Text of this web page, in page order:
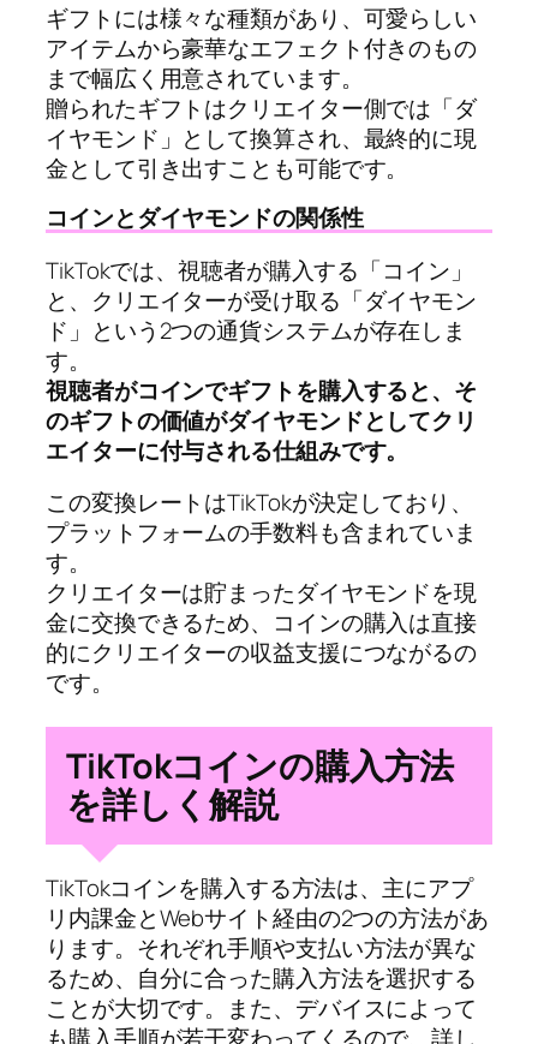
ギフトには様々な種類があり、可愛らしい
アイテムから豪華なエフェクト付きのもの
まで幅広く用意されています。
贈られたギフトはクリエイター側では「ダ
イヤモンド」として換算され、最終的に現
金として引き出すことも可能です。
コインとダイヤモンドの関係性
TikTokでは、視聴者が購入する「コイン」
と、クリエイターが受け取る「ダイヤモン
ド」という2つの通貨システムが存在しま
す。
視聴者がコインでギフトを購入すると、そ
のギフトの価値がダイヤモンドとしてクリ
エイターに付与される仕組みです。
この変換レートはTikTokが決定しており、
プラットフォームの手数料も含まれていま
す。
クリエイターは貯まったダイヤモンドを現
金に交換できるため、コインの購入は直接
的にクリエイターの収益支援につながるの
です。
TikTokコインの購入方法
を詳しく解説
TikTokコインを購入する方法は、主にアプ
リ内課金とWebサイト経由の2つの方法があ
ります。それぞれ手順や支払い方法が異な
るため、自分に合った購入方法を選択する
ことが大切です。また、デバイスによって
も購入手順が若干変わってくるので、詳し